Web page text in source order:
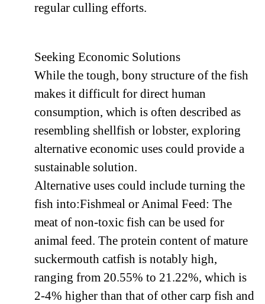
regular culling efforts.
Seeking Economic Solutions
While the tough, bony structure of the fish
makes it difficult for direct human
consumption, which is often described as
resembling shellfish or lobster, exploring
alternative economic uses could provide a
sustainable solution.
Alternative uses could include turning the
fish into:Fishmeal or Animal Feed: The
meat of non-toxic fish can be used for
animal feed. The protein content of mature
suckermouth catfish is notably high,
ranging from 20.55% to 21.22%, which is
2-4% higher than that of other carp fish and